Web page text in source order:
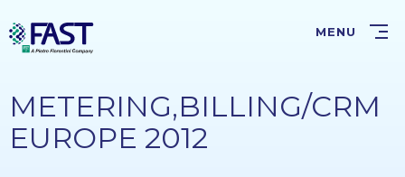
al
contenuto
MENU
METERING,BILLING/CRM
EUROPE 2012